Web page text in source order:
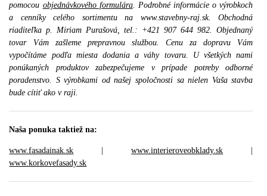
pomocou objednávkového formulára. Podrobné informácie o výrobkoch
a cenníky celého sortimentu na www.stavebny-raj.sk. Obchodná
riaditeľka p. Miriam Purašová, tel.: +421 907 644 982. Objednaný
tovar Vám zašleme prepravnou službou. Cenu za dopravu Vám
vypočítáme podľa miesta dodania a váhy tovaru. U všetkých nami
ponúkaných produktov zabezpečujeme v prípade potreby odborné
poradenstvo. S výrobkami od našej spoločnosti sa nielen Vaša stavba
bude cítiť ako v raji.
Naša ponuka taktiež na:
www.fasadainak.sk |www.interieroveobklady.sk
www.korkovefasady.sk